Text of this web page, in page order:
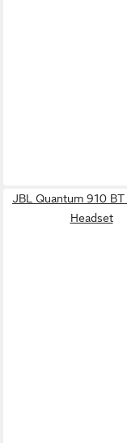
JBL Quantum 910 BT
Headset